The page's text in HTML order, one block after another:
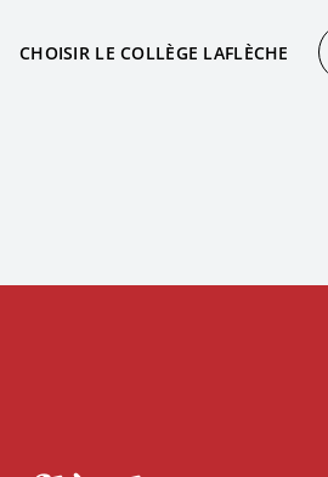
CHOISIR LE COLLÈGE LAFLÈCHE